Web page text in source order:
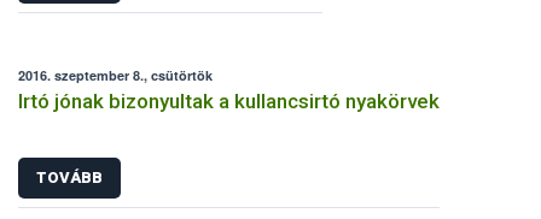
2016. szeptember 8., csütörtök
Irtó jónak bizonyultak a kullancsirtó nyakörvek
TOVÁBB